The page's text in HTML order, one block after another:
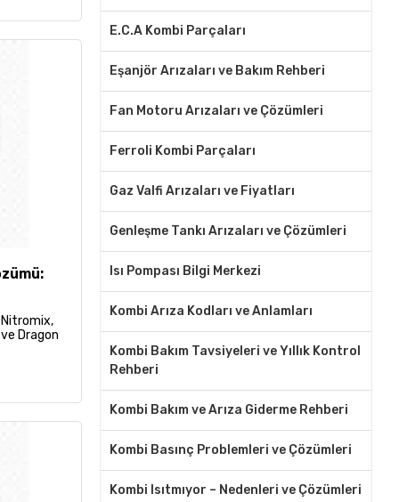
Nitromix,
Dragon
E.C.A Kombi Parçaları
Eşanjör Arızaları ve Bakım Rehberi
Fan Motoru Arızaları ve Çözümleri
Ferroli Kombi Parçaları
Gaz Valfi Arızaları ve Fiyatları
Genleşme Tankı Arızaları ve Çözümleri
Isı Pompası Bilgi Merkezi
Kombi Arıza Kodları ve Anlamları
Kombi Bakım Tavsiyeleri ve Yıllık Kontrol
Rehberi
Kombi Bakım ve Arıza Giderme Rehberi
Kombi Basınç Problemleri ve Çözümleri
Kombi Isıtmıyor – Nedenleri ve Çözümleri